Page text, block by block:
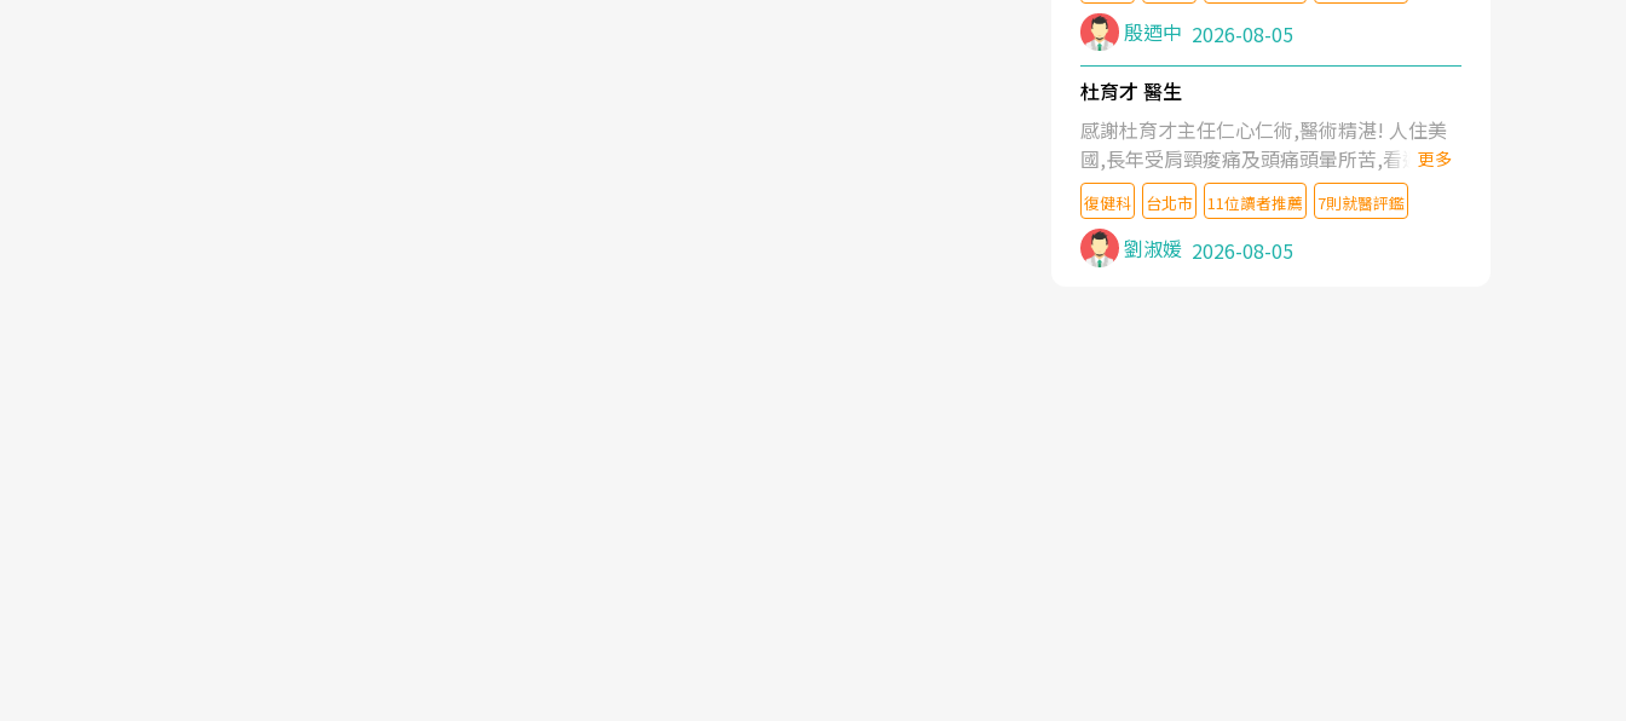
殷迺中 2026-08-05
杜育才 醫生
感謝杜育才主任仁心仁術,醫術精湛! 人住美
國,長年受肩頸痠痛及頭痛頭暈所苦,看遍名醫
教授,做了各種檢查,也嘗試過西醫打針,中醫
針灸及物理徒手治療都沒有用,後來連吃到嗎
啡類止痛藥都效果有限,只是壓症狀,沒多久就
痛起來,多年失眠嚴重影響生活品質. 台灣親
更多
復健科 台北市 11位讀者推薦 7則就醫評鑑
劉淑媛 2026-08-05